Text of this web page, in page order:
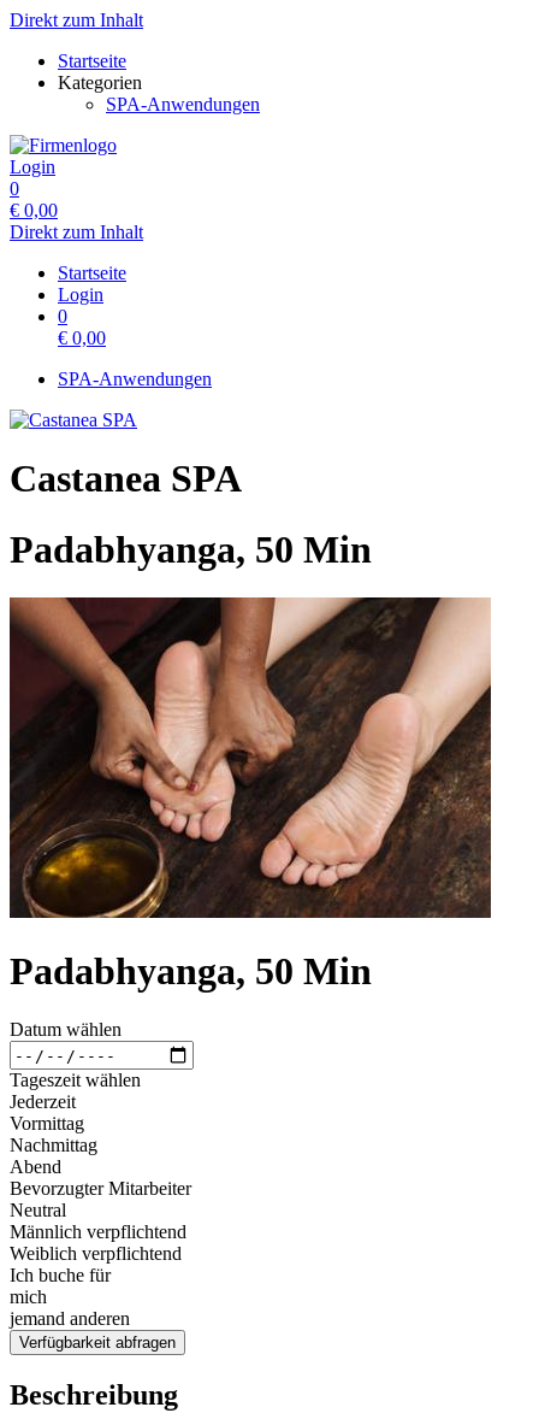
Direkt zum Inhalt
Startseite
Kategorien
SPA-Anwendungen
Login
0
€ 0,00
Direkt zum Inhalt
Startseite
Login
0
€ 0,00
SPA-Anwendungen
Castanea SPA
Padabhyanga, 50 Min
Padabhyanga, 50 Min
Datum wählen
Tageszeit wählen
Jederzeit
Vormittag
Nachmittag
Abend
Bevorzugter Mitarbeiter
Neutral
Männlich verpflichtend
Weiblich verpflichtend
Ich buche für
mich
jemand anderen
Verfügbarkeit abfragen
Beschreibung